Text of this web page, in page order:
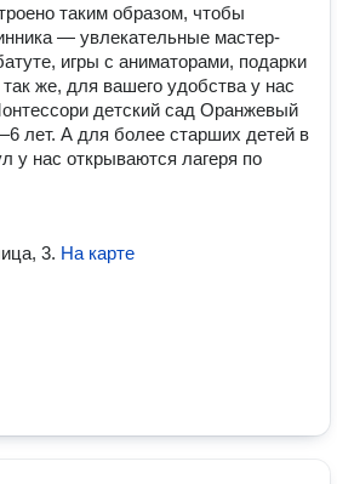
таким образом, чтобы
— увлекательные мастер-
игры с аниматорами, подарки
же, для вашего удобства у нас
детский сад Оранжевый
лет. А для более старших детей в
у нас открываются лагеря по
3. На карте